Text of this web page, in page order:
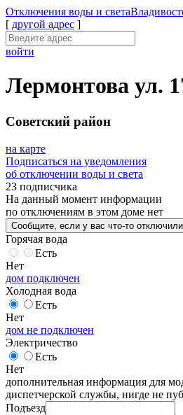
Отключения воды и света
[ другой адрес ]
войти
Лермонтова ул.
Советский район
на карте
Подписаться на уведомления
об отключении воды и света
23 подписчика
На данный момент информации
по отключениям в этом доме нет
Сообщите , если у вас что-то отключили
Горячая вода
Есть
Нет
дом подключен
Холодная вода
Есть
Нет
дом не подключен
Электричество
Есть
Нет
дополнительная информация для
диспетчерской службы, нигде не
Подъезд